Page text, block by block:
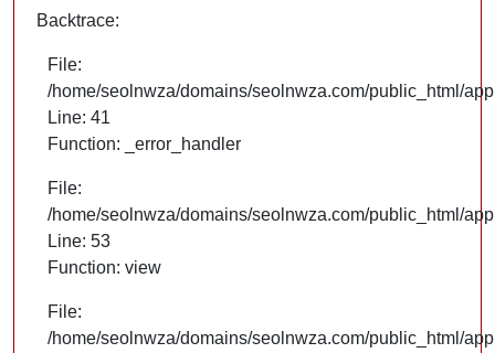
Backtrace:
File:
/home/seolnwza/domains/seolnwza.com/public_html/
Line: 41
Function: _error_handler
File:
/home/seolnwza/domains/seolnwza.com/public_html/
Line: 53
Function: view
File:
/home/seolnwza/domains/seolnwza.com/public_html/